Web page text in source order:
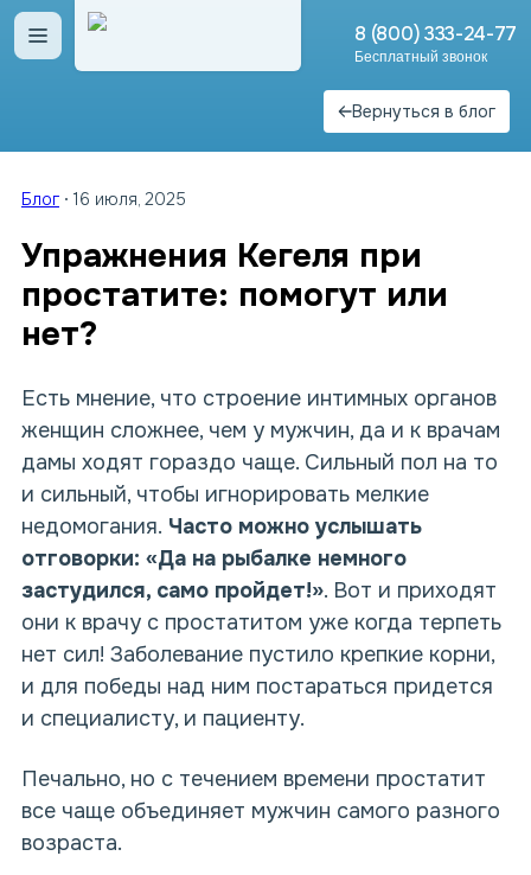
Открыть меню 8 (800) 333-24-77
Бесплатный звонок
Вернуться в блог
Блог 16 июля, 2025
Упражнения Кегеля при
простатите: помогут или
нет?
Есть мнение, что строение интимных органов
женщин сложнее, чем у мужчин, да и к врачам
дамы ходят гораздо чаще. Сильный пол на то
и сильный, чтобы игнорировать мелкие
недомогания. Часто можно услышать
отговорки: «Да на рыбалке немного
застудился, само пройдет!». Вот и приходят
они к врачу с простатитом уже когда терпеть
нет сил! Заболевание пустило крепкие корни,
и для победы над ним постараться придется
и специалисту, и пациенту.
Печально, но с течением времени простатит
все чаще объединяет мужчин самого разного
возраста.